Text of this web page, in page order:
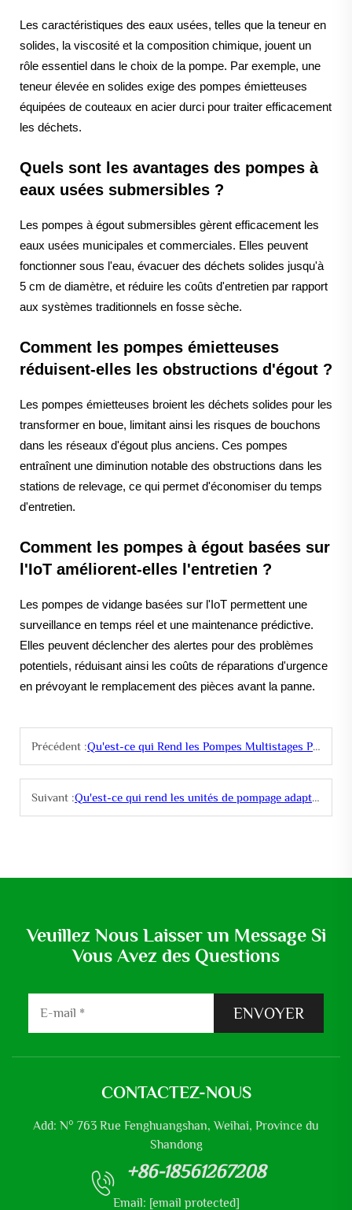
Les caractéristiques des eaux usées, telles que la teneur en
solides, la viscosité et la composition chimique, jouent un
rôle essentiel dans le choix de la pompe. Par exemple, une
teneur élevée en solides exige des pompes émietteuses
équipées de couteaux en acier durci pour traiter efficacement
les déchets.
Quels sont les avantages des pompes à
eaux usées submersibles ?
Les pompes à égout submersibles gèrent efficacement les
eaux usées municipales et commerciales. Elles peuvent
fonctionner sous l'eau, évacuer des déchets solides jusqu'à
5 cm de diamètre, et réduire les coûts d'entretien par rapport
aux systèmes traditionnels en fosse sèche.
Comment les pompes émietteuses
réduisent-elles les obstructions d'égout ?
Les pompes émietteuses broient les déchets solides pour les
transformer en boue, limitant ainsi les risques de bouchons
dans les réseaux d'égout plus anciens. Ces pompes
entraînent une diminution notable des obstructions dans les
stations de relevage, ce qui permet d'économiser du temps
d'entretien.
Comment les pompes à égout basées sur
l'IoT améliorent-elles l'entretien ?
Les pompes de vidange basées sur l'IoT permettent une
surveillance en temps réel et une maintenance prédictive.
Elles peuvent déclencher des alertes pour des problèmes
potentiels, réduisant ainsi les coûts de réparations d'urgence
en prévoyant le remplacement des pièces avant la panne.
Précédent :Qu'est-ce qui Rend les Pompes Multistages Particulièrement Adaptées à l'Approvisionnement en Eau ?
Suivant :Qu'est-ce qui rend les unités de pompage adaptées au travail d'extraction pétrolière ?
Veuillez Nous Laisser un Message Si
Vous Avez des Questions
ENVOYER
CONTACTEZ-NOUS
Add: N° 763 Rue Fenghuangshan, Weihai, Province du
Shandong
+86-18561267208
Email: [email protected]